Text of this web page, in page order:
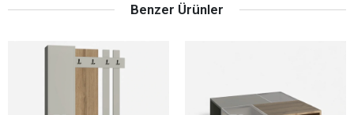
Benzer Ürünler